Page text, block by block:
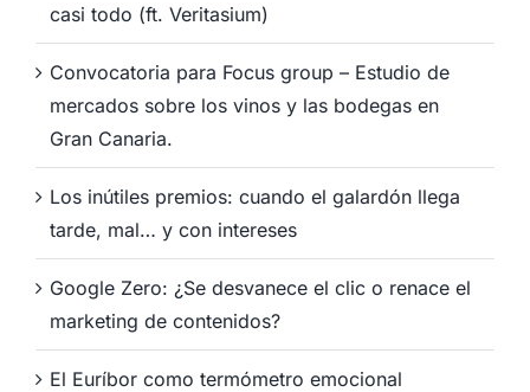
casi todo (ft. Veritasium)
Convocatoria para Focus group – Estudio de
mercados sobre los vinos y las bodegas en
Gran Canaria.
Los inútiles premios: cuando el galardón llega
tarde, mal… y con intereses
Google Zero: ¿Se desvanece el clic o renace el
marketing de contenidos?
El Euríbor como termómetro emocional